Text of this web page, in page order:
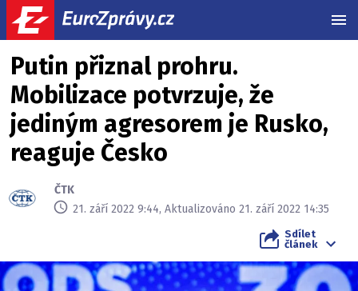
Putin přiznal prohru.
Mobilizace potvrzuje, že
jediným agresorem je Rusko,
reaguje Česko
ČTK
21. září 2022 9:44, Aktualizováno 21. září 2022 14:35
Sdílet
článek